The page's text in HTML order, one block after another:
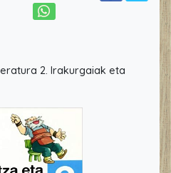
2. Irakurgaiak eta